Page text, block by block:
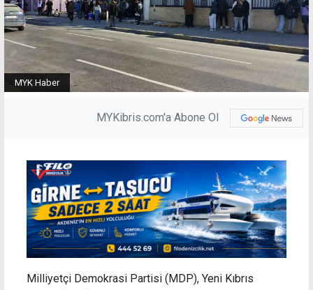
MYK Haber
MYKibris.com'a Abone Ol
Milliyetçi Demokrasi Partisi (MDP), Yeni Kıbrıs